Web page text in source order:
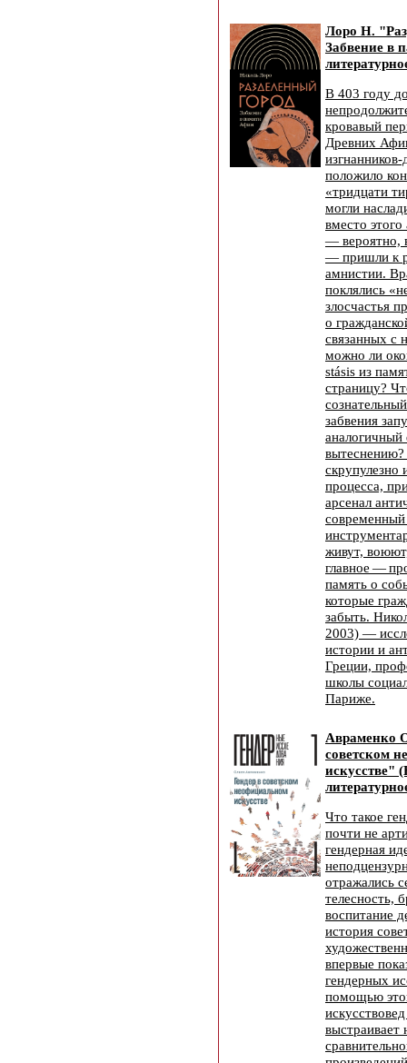
Лоро Н.
Забвение в
В 403 году
кровавый
Древних
положило
«тридцати
могли
вместо
— вероятно,
— пришли к
амнистии.
поклялись
злосчастья
о
связанных с
можно ли
stásis из
страницу?
забвения
скрупулезно
процесса,
арсенал
современный
живут,
главное —
память о
которые
забыть.
2003) —
истории и
Греции,
школы
Париже.
Авраменко
советском
искусстве"
Что такое
почти не
гендерная
отражались
телесность,
воспитание
история
впервые
гендерных
помощью